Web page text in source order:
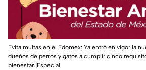
Evita multas en el Edomex: Ya entró en vigor la
dueños de perros y gatos a cumplir cinco
bienestar.|Especial